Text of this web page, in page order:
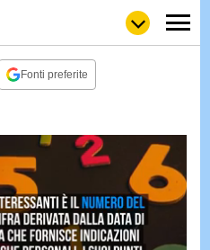
LOLGULP
LOVE
WOW
POP
NEWS
STORIE
VIDEO
Fonti preferite